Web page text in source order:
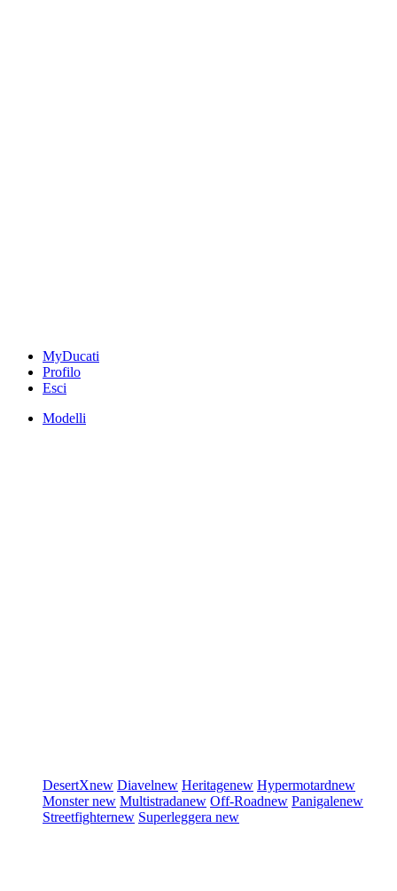
MyDucati
Profilo
Esci
Modelli
DesertXnew Diavelnew Heritagenew Hypermotardnew
Monsternew Multistradanew Off-Roadnew Panigalenew
Streetfighternew Superleggera new